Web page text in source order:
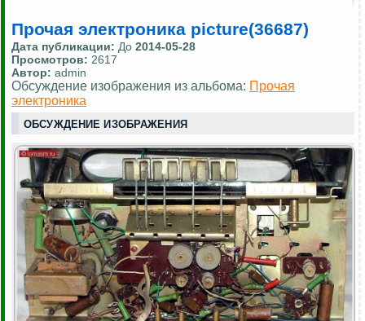
Прочая электроника picture(36687)
Дата публикации: До 2014-05-28
Просмотров: 2617
Автор: admin
Обсуждение изображения из альбома: Прочая
электроника
ОБСУЖДЕНИЕ ИЗОБРАЖЕНИЯ